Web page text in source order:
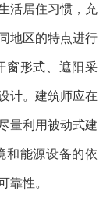
活居住习惯，充
地区的特点进行
窗形式、遮阳采
计。建筑师应在
量利用被动式建
和能源设备的依
靠性。